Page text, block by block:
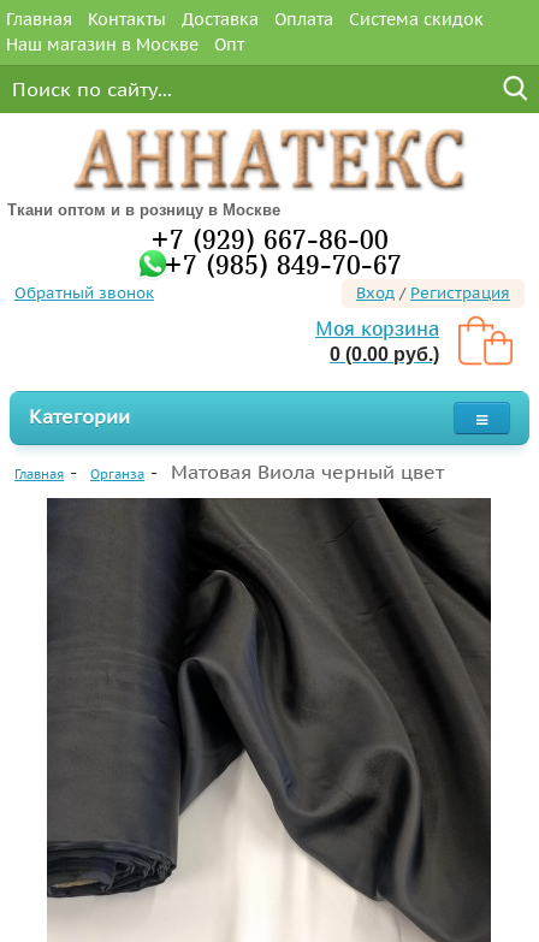
Главная Контакты Доставка Оплата
Система скидок
Наш магазин в Москве
Опт
Ткани оптом и в розницу в Москве
+7 (929) 667-86-00
+7 (985) 849-70-67
Обратный звонок Вход / Регистрация
Моя корзина
0 (0.00 руб.)
Категории
Главная Органза Матовая Виола черный цвет